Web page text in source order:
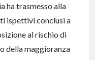
ha trasmesso alla
ispettivi conclusi a
al rischio di
della maggioranza